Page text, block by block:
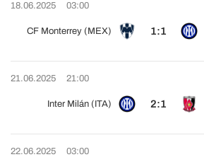
18.06.2025 03:00
CF Monterrey (MEX) 1:1
21.06.2025 21:00
Inter Milán (ITA) 2:1
22.06.2025 03:00